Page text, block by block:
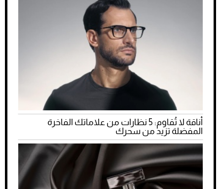
أناقة لا تُقاوم: 5 نظارات من علاماتك الفاخرة
المفضلة تزيد من سحرك